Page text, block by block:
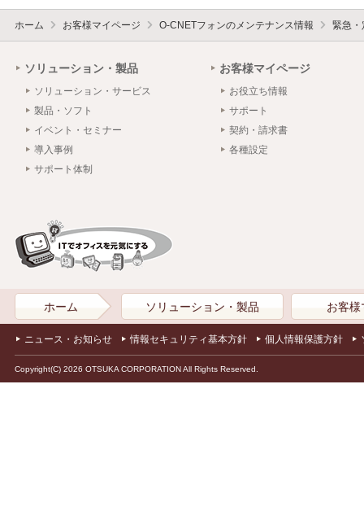
ホーム お客様マイページ O-CNETフォンのメンテナンス情報 緊急・
ソリューション・製品
ソリューション・サービス
製品・ソフト
イベント・セミナー
導入事例
サポート体制
お客様マイページ
お役立ち情報
サポート
契約・請求書
各種設定
ホーム ソリューション・製品 お客様
ニュース・お知らせ 情報セキュリティ基本方針 個人情報保護方針
Copyright(C) 2026 OTSUKA CORPORATION All Rights Reserved.